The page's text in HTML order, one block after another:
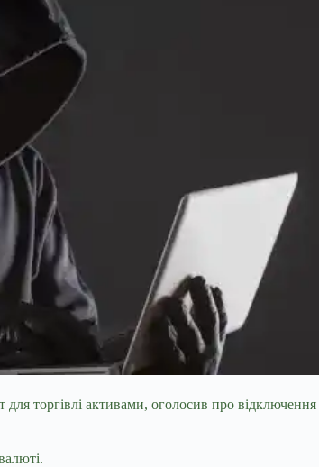
торгівлі активами, оголосив про